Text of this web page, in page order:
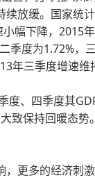
放缓。国家统
幅下降，2015年
为1.72%，三
年三季度增速
、四季度其
致保持回暖态
更多的经济刺